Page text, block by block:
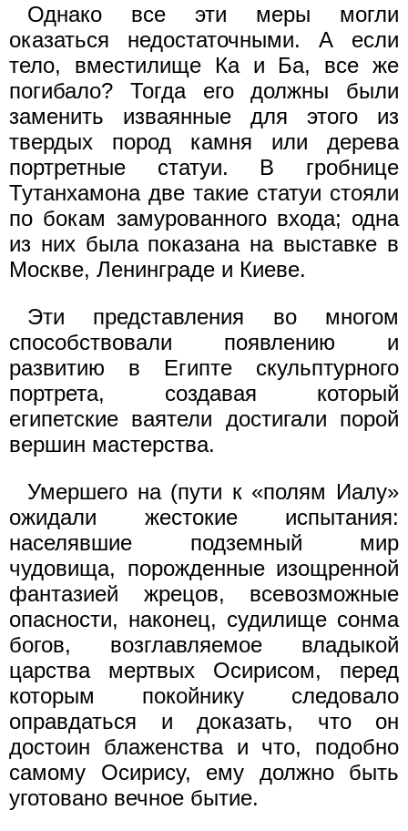
Однако все эти меры могли
оказаться недостаточными. А если
тело, вместилище Ка и Ба, все же
погибало? Тогда его должны были
заменить изваянные для этого из
твердых пород камня или дерева
портретные статуи. В гробнице
Тутанхамона две такие статуи стояли
по бокам замурованного входа; одна
из них была показана на выставке в
Москве, Ленинграде и Киеве.
Эти представления во многом
способствовали появлению и
развитию в Египте скульптурного
портрета, создавая который
египетские ваятели достигали порой
вершин мастерства.
Умершего на (пути к «полям Иалу»
ожидали жестокие испытания:
населявшие подземный мир
чудовища, порожденные изощренной
фантазией жрецов, всевозможные
опасности, наконец, судилище сонма
богов, возглавляемое владыкой
царства мертвых Осирисом, перед
которым покойнику следовало
оправдаться и доказать, что он
достоин блаженства и что, подобно
самому Осирису, ему должно быть
уготовано вечное бытие.